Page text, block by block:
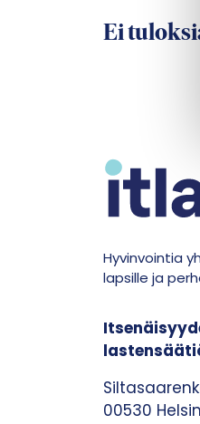
Ei
Hyvinvointia
lapsille ja
00530